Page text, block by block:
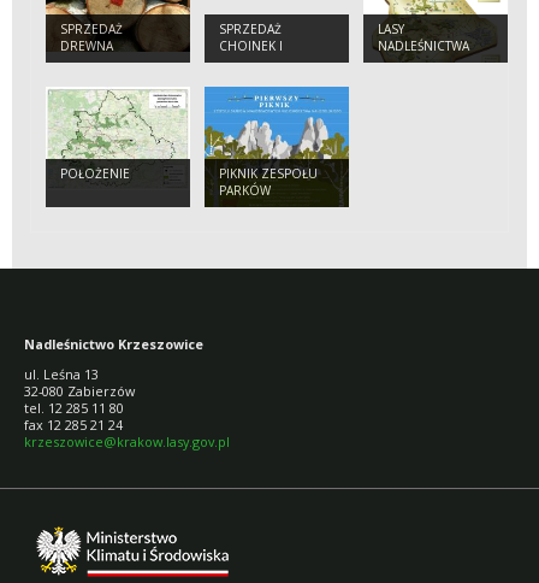
SPRZEDAŻ
DREWNA
SPRZEDAŻ
CHOINEK I
SADZONEK
LASY
NADLEŚNICTWA
POŁOŻENIE
PIKNIK ZESPOŁU
PARKÓW
KRAJOBRAZOWYCH
Nadleśnictwo Krzeszowice
ul. Leśna 13
32-080 Zabierzów
tel. 12 285 11 80
fax 12 285 21 24
krzeszowice@krakow.lasy.gov.pl